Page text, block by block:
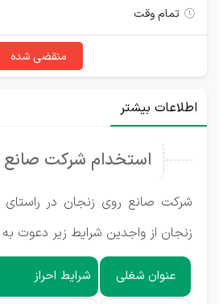
تمام وقت
منقضی شده
اطلاعات بیشتر
استخدام شرکت صانع
شرکت صانع روی زنجان در راستای
زنجان از واجدین شرایط زیر دعوت
عنوان شغلی شرایط احراز